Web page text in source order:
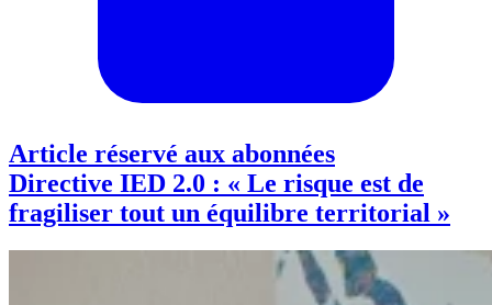
Article réservé aux abonnées
Directive IED 2.0 : « Le risque est de
fragiliser tout un équilibre territorial »